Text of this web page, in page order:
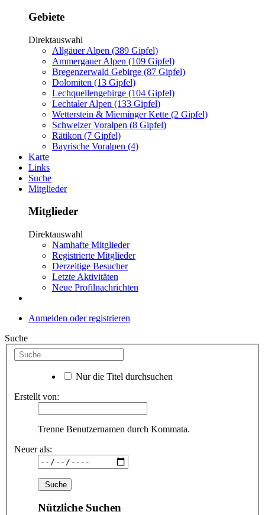
Gebiete
Direktauswahl
Allgäuer Alpen (389 Gipfel)
Ammergauer Alpen (109 Gipfel)
Bregenzerwald Gebirge (87 Gipfel)
Dolomiten (13 Gipfel)
Lechquellengebirge (104 Gipfel)
Lechtaler Alpen (133 Gipfel)
Wetterstein & Mieminger Kette (2 Gipfel)
Schweizer Voralpen (8 Gipfel)
Rätikon (7 Gipfel)
Bayrische Voralpen (4)
Karte
Links
Suche
Mitglieder
Mitglieder
Direktauswahl
Namhafte Mitglieder
Registrierte Mitglieder
Derzeitige Besucher
Letzte Aktivitäten
Neue Profilnachrichten
Anmelden oder registrieren
Suche
Nur die Titel durchsuchen
Erstellt von:
Trenne Benutzernamen durch Kommata.
Neuer als:
Nützliche Suchen